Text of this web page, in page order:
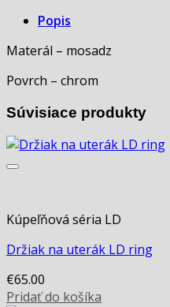
Popis
Materál – mosadz
Povrch – chrom
Súvisiace produkty
Kúpeľňová séria LD
Držiak na uterák LD ring
€65.00
Pridať do košíka